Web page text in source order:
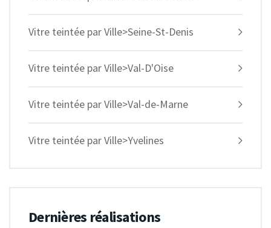
Vitre teintée par Ville>Seine-St-Denis
Vitre teintée par Ville>Val-D'Oise
Vitre teintée par Ville>Val-de-Marne
Vitre teintée par Ville>Yvelines
Dernières réalisations